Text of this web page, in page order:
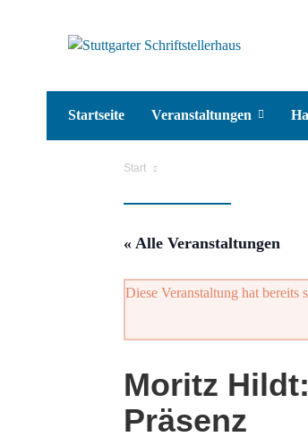
Startseite Veranstaltungen
Start
« Alle Veranstaltungen
Diese Veranstaltung hat bereits
Moritz
Präsenz